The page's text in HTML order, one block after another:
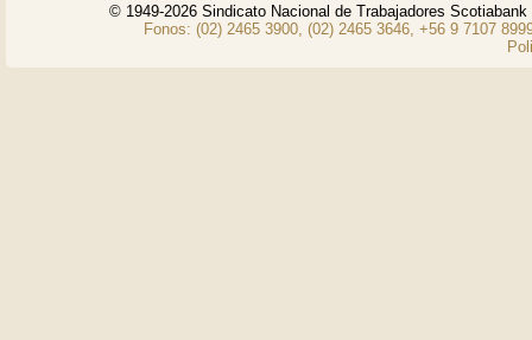
© 1949-2026 Sindicato Nacional de Trabajadores
Fonos: (02) 2465 3900, (02) 2465 3646, +56 9 7107